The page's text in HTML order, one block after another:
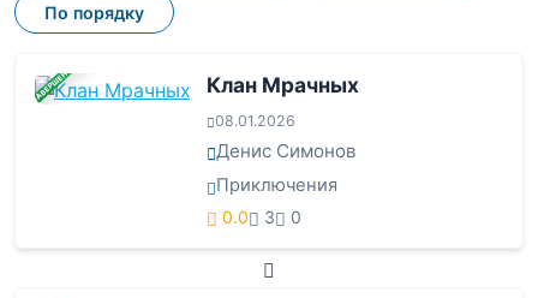
По порядку
ЗАВЕРШЕНА Клан Мрачных
08.01.2026
Денис Симонов
Приключения
0.0 3 0